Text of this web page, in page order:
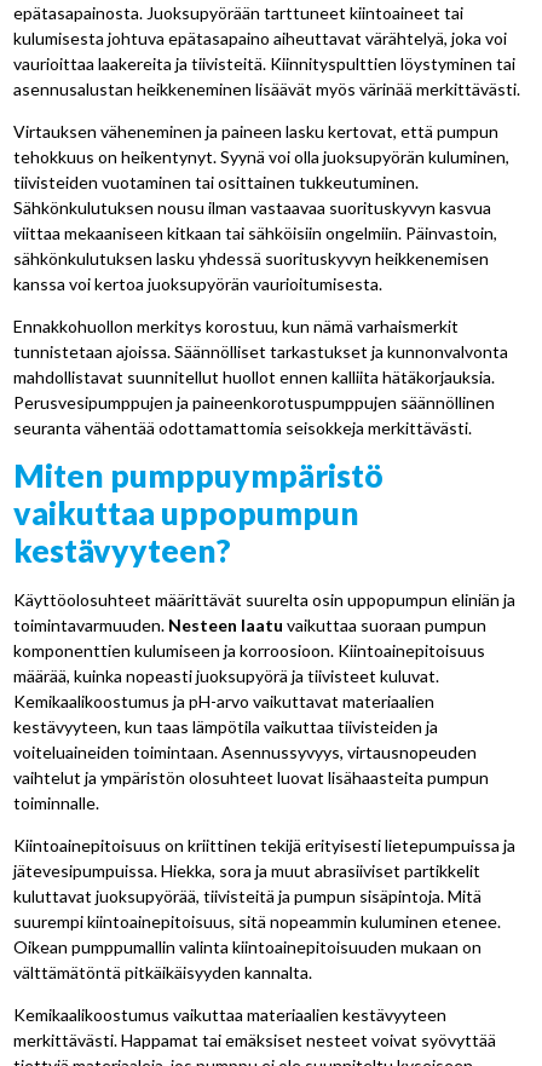
epätasapainosta. Juoksupyörään tarttuneet kiintoaineet tai
kulumisesta johtuva epätasapaino aiheuttavat värähtelyä, joka voi
vaurioittaa laakereita ja tiivisteitä. Kiinnityspulttien löystyminen tai
asennusalustan heikkeneminen lisäävät myös värinää merkittävästi.
Virtauksen väheneminen ja paineen lasku kertovat, että pumpun
tehokkuus on heikentynyt. Syynä voi olla juoksupyörän kuluminen,
tiivisteiden vuotaminen tai osittainen tukkeutuminen.
Sähkönkulutuksen nousu ilman vastaavaa suorituskyvyn kasvua
viittaa mekaaniseen kitkaan tai sähköisiin ongelmiin. Päinvastoin,
sähkönkulutuksen lasku yhdessä suorituskyvyn heikkenemisen
kanssa voi kertoa juoksupyörän vaurioitumisesta.
Ennakkohuollon merkitys korostuu, kun nämä varhaismerkit
tunnistetaan ajoissa. Säännölliset tarkastukset ja kunnonvalvonta
mahdollistavat suunnitellut huollot ennen kalliita hätäkorjauksia.
Perusvesipumppujen ja paineenkorotuspumppujen säännöllinen
seuranta vähentää odottamattomia seisokkeja merkittävästi.
Miten pumppuympäristö
vaikuttaa uppopumpun
kestävyyteen?
Käyttöolosuhteet määrittävät suurelta osin uppopumpun eliniän ja
toimintavarmuuden. Nesteen laatu vaikuttaa suoraan pumpun
komponenttien kulumiseen ja korroosioon. Kiintoainepitoisuus
määrää, kuinka nopeasti juoksupyörä ja tiivisteet kuluvat.
Kemikaalikoostumus ja pH-arvo vaikuttavat materiaalien
kestävyyteen, kun taas lämpötila vaikuttaa tiivisteiden ja
voiteluaineiden toimintaan. Asennussyvyys, virtausnopeuden
vaihtelut ja ympäristön olosuhteet luovat lisähaasteita pumpun
toiminnalle.
Kiintoainepitoisuus on kriittinen tekijä erityisesti lietepumpuissa ja
jätevesipumpuissa. Hiekka, sora ja muut abrasiiviset partikkelit
kuluttavat juoksupyörää, tiivisteitä ja pumpun sisäpintoja. Mitä
suurempi kiintoainepitoisuus, sitä nopeammin kuluminen etenee.
Oikean pumppumallin valinta kiintoainepitoisuuden mukaan on
välttämätöntä pitkäikäisyyden kannalta.
Kemikaalikoostumus vaikuttaa materiaalien kestävyyteen
merkittävästi. Happamat tai emäksiset nesteet voivat syövyttää